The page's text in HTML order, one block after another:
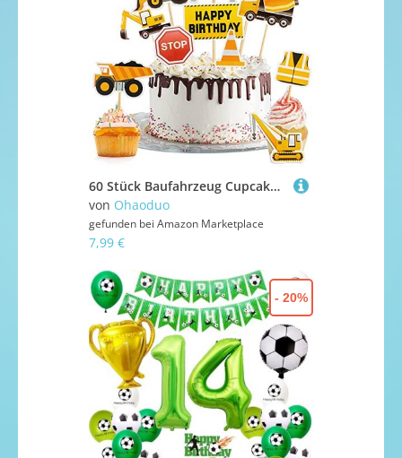
60 Stück Baufahrzeug Cupcake Topper, Bagger Kuchendeko Auto, Bau Thema Cupcake Topper LKW Bagger Kuchen Picks Dekorationen für Jungen Kinder Geburtstagstorte Party Favors Supplies
von Ohaoduo
gefunden bei Amazon Marketplace
7,99 €
- 20%